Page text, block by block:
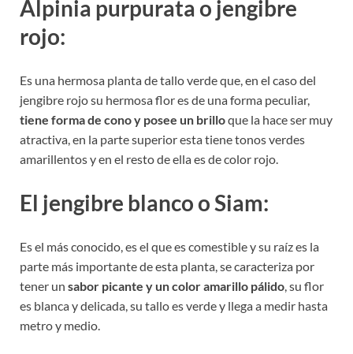
Alpinia purpurata o jengibre
rojo:
Es una hermosa planta de tallo verde que, en el caso del
jengibre rojo su hermosa flor es de una forma peculiar,
tiene forma de cono y posee un brilloque la hace ser muy
atractiva, en la parte superior esta tiene tonos verdes
amarillentos y en el resto de ella es de color rojo.
El jengibre blanco o Siam:
Es el más conocido, es el que es comestible y su raíz es la
parte más importante de esta planta, se caracteriza por
tener un sabor picante y un color amarillo pálido, su flor
es blanca y delicada, su tallo es verde y llega a medir hasta
metro y medio.